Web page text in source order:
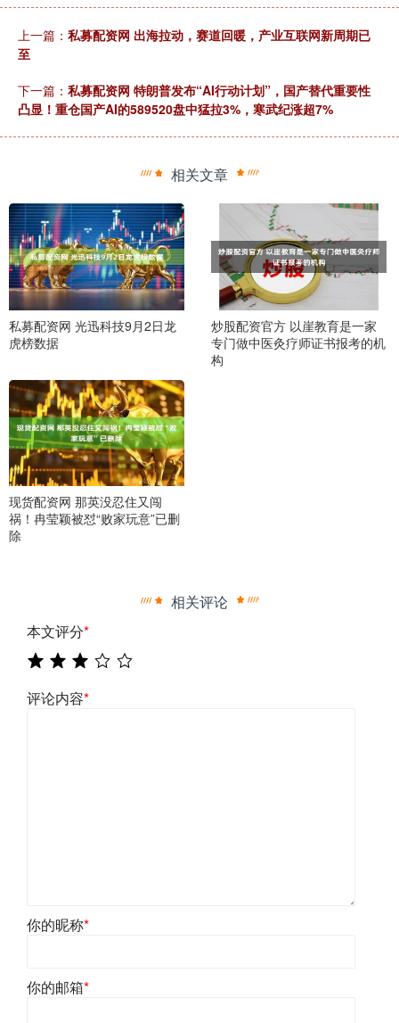
上一篇： 私募配资网 出海拉动，赛道回暖，产业互联网新周期已
至
下一篇： 私募配资网 特朗普发布“AI行动计划”，国产替代重要性
凸显！重仓国产AI的589520盘中猛拉3%，寒武纪涨超7%
相关文章
私募配资网 光迅科技9月2日龙
虎榜数据
炒股配资官方 以崖教育是一家
专门做中医灸疗师证书报考的机
构
现货配资网 那英没忍住又闯
祸！冉莹颖被怼“败家玩意”已删
除
相关评论
本文评分*
评论内容*
你的昵称*
你的邮箱*